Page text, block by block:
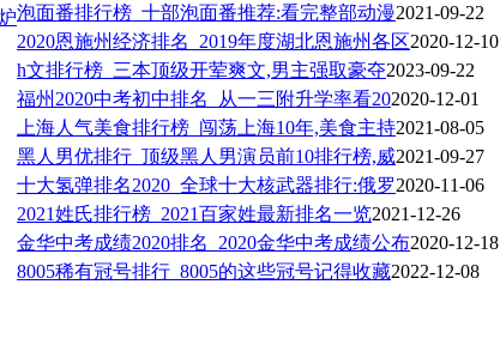
泡面番排行榜_十部泡面番推荐:看完整部动漫2021-09-22
2020恩施州经济排名_2019年度湖北恩施州各区2020-12-10
h文排行榜_三本顶级开荤爽文,男主强取豪夺2023-09-22
福州2020中考初中排名_从一三附升学率看202020-12-01
上海人气美食排行榜_闯荡上海10年,美食主持2021-08-05
黑人男优排行_顶级黑人男演员前10排行榜,威2021-09-27
十大氢弹排名2020_全球十大核武器排行:俄罗2020-11-06
2021姓氏排行榜_2021百家姓最新排名一览2021-12-26
金华中考成绩2020排名_2020金华中考成绩公布2020-12-18
8005稀有冠号排行_8005的这些冠号记得收藏2022-12-08